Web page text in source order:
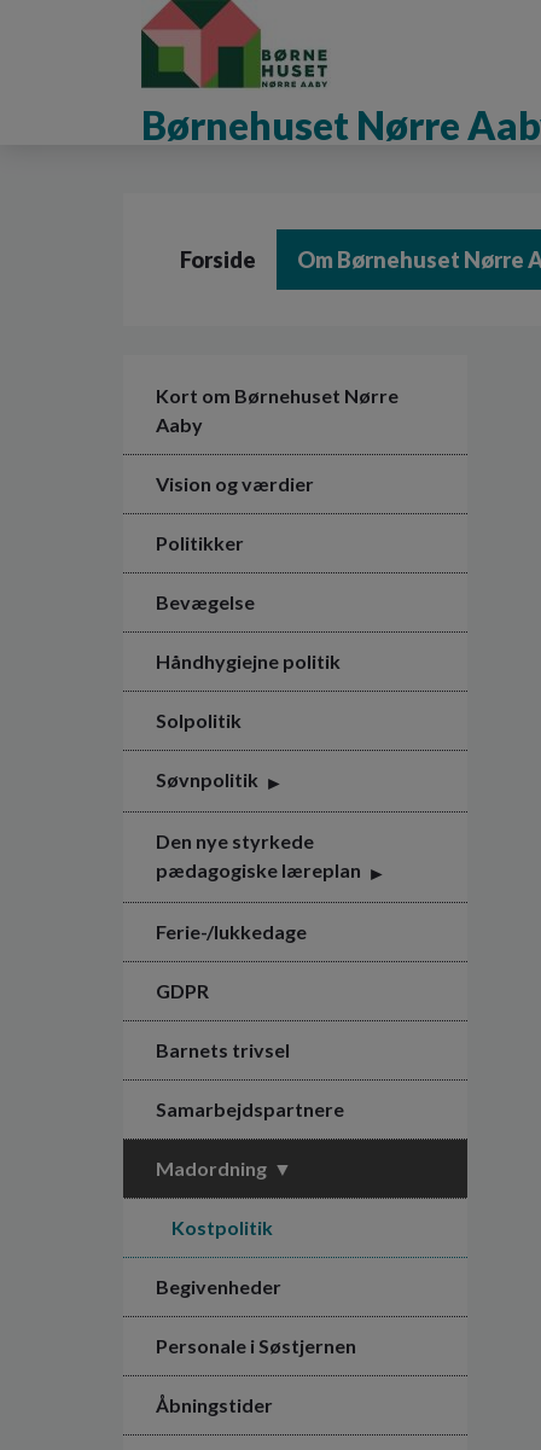
Børnehuset Nørre
Forside Om Børnehuset Nørre
Kort om Børnehuset Nørre
Aaby
Vision og værdier
Politikker
Bevægelse
Håndhygiejne politik
Solpolitik
Søvnpolitik
Den nye styrkede
pædagogiske læreplan
Ferie-/lukkedage
GDPR
Barnets trivsel
Samarbejdspartnere
Madordning
Kostpolitik
Begivenheder
Personale i Søstjernen
Åbningstider